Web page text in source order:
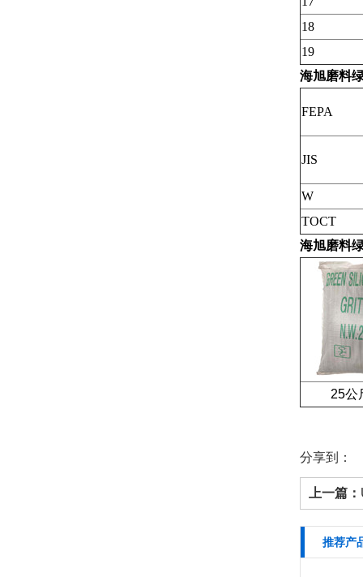
18
19
海旭磨料
FEPA
JIS
W
TOCT
海旭磨料
25公斤
分享到：
上一篇：
推荐产